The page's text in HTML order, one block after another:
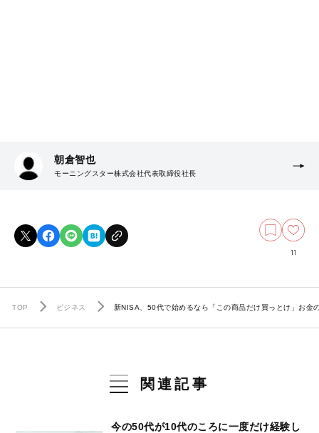
朝倉智也
モーニングスター株式会社代表取締役社長
11
TOP ビジネス 新NISA、50代で始めるなら「この商品だけ買っとけ」お金
関連記事
今の50代が10代のころに一度だけ経験し